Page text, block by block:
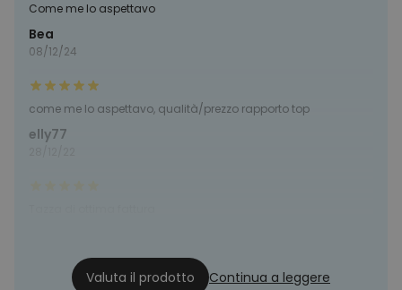
Come me lo aspettavo
Bea
08/12/24
come me lo aspettavo, qualità/prezzo rapporto top
elly77
Valuta il prodotto Continua a leggere